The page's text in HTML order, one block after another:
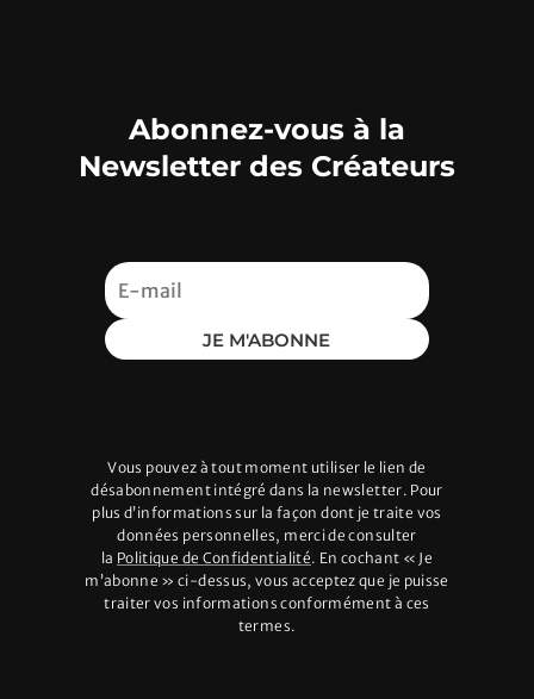
E-mail
Site web
Envoyer le commentaire
Abonnez-vous à la
Newsletter des Créateurs
JE M'ABONNE
Vous pouvez à tout moment utiliser le lien de
désabonnement intégré dans la newsletter. Pour
plus d’informations sur la façon dont je traite vos
données personnelles, merci de consulter
la Politique de Confidentialité. En cochant « Je
m’abonne » ci-dessus, vous acceptez que je puisse
traiter vos informations conformément à ces
termes.